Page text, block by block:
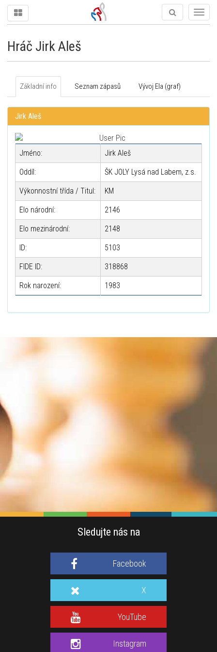
Hráč Jirk Aleš
Základní info Seznam zápasů Vývoj Ela (graf)
Jirk Aleš
Jméno: Jirk Aleš
Oddíl: ŠK JOLY Lysá nad Labem, z.s.
Výkonnostní třída / Titul: KM
Elo národní: 2146
Elo mezinárodní: 2148
ID: 5103
FIDE ID: 318868
Rok narození: 1983
Sledujte nás na
Facebook
X
YouTube
Instagram